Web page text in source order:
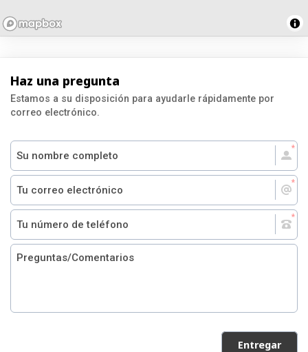
Haz una pregunta
Estamos a su disposición para ayudarle rápidamente por
correo electrónico.
Entregar